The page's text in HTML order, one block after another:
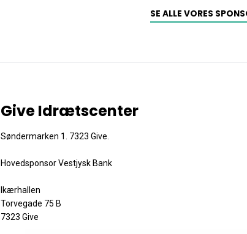
SE ALLE VORES
Give Idrætscenter
Søndermarken 1. 7323 Give.
Hovedsponsor Vestjysk Bank
Ikærhallen
Torvegade 75 B
7323 Give